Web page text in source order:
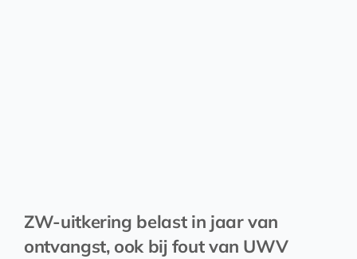
ZW-uitkering belast in jaar van
ontvangst, ook bij fout van UWV